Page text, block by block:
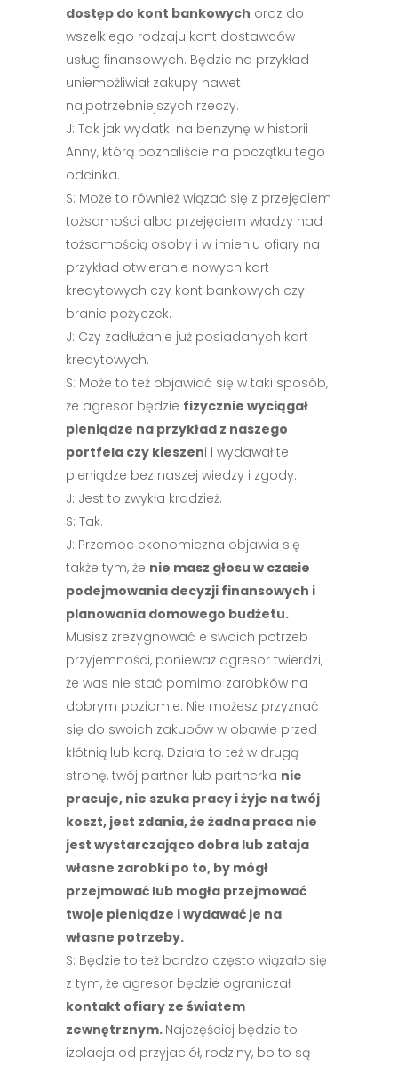
dostęp do kont bankowych oraz do
wszelkiego rodzaju kont dostawców
usług finansowych. Będzie na przykład
uniemożliwiał zakupy nawet
najpotrzebniejszych rzeczy.
J: Tak jak wydatki na benzynę w historii
Anny, którą poznaliście na początku tego
odcinka.
S: Może to również wiązać się z przejęciem
tożsamości albo przejęciem władzy nad
tożsamością osoby i w imieniu ofiary na
przykład otwieranie nowych kart
kredytowych czy kont bankowych czy
branie pożyczek.
J: Czy zadłużanie już posiadanych kart
kredytowych.
S: Może to też objawiać się w taki sposób,
że agresor będzie fizycznie wyciągał
pieniądze na przykład z naszego
portfela czy kieszeni i wydawał te
pieniądze bez naszej wiedzy i zgody.
J: Jest to zwykła kradzież.
S: Tak.
J: Przemoc ekonomiczna objawia się
także tym, że nie masz głosu w czasie
podejmowania decyzji finansowych i
planowania domowego budżetu.
Musisz zrezygnować e swoich potrzeb
przyjemności, ponieważ agresor twierdzi,
że was nie stać pomimo zarobków na
dobrym poziomie. Nie możesz przyznać
się do swoich zakupów w obawie przed
kłótnią lub karą. Działa to też w drugą
stronę, twój partner lub partnerka nie
pracuje, nie szuka pracy i żyje na twój
koszt, jest zdania, że żadna praca nie
jest wystarczająco dobra lub zataja
własne zarobki po to, by mógł
przejmować lub mogła przejmować
twoje pieniądze i wydawać je na
własne potrzeby.
S: Będzie to też bardzo często wiązało się
z tym, że agresor będzie ograniczał
kontakt ofiary ze światem
zewnętrznym. Najczęściej będzie to
izolacja od przyjaciół, rodziny, bo to są